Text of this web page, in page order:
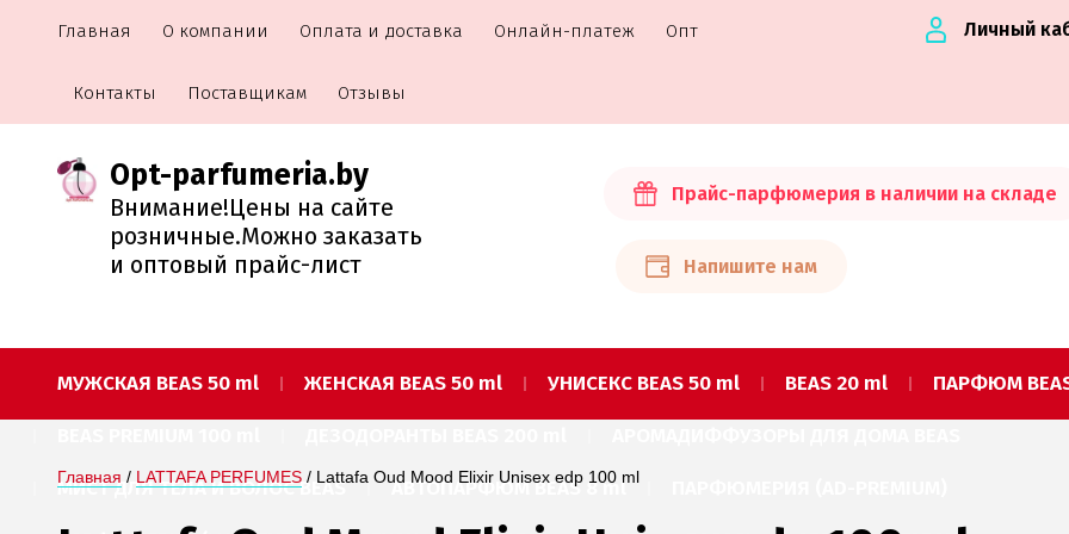
Главная О компании Оплата и доставка Онлайн-платеж Опт
Контакты Поставщикам Отзывы
Личный
Opt-parfumeria.by
Внимание!Цены на сайте
розничные.Можно заказать
и оптовый прайс-лист
Прайс-парфюмерия в наличии на складе
Напишите нам
МУЖСКАЯ BEAS 50 ml ЖЕНСКАЯ BEAS 50 ml УНИСЕКС BEAS 50 ml BEAS 20 ml ПАРФЮМ
МИСТ ДЛЯ ТЕЛА И ВОЛОС BEAS АВТОПАРФЮМ BEAS 8 ml
Главная / LATTAFA PERFUMES / Lattafa Oud Mood Elixir Unisex edp 100 ml